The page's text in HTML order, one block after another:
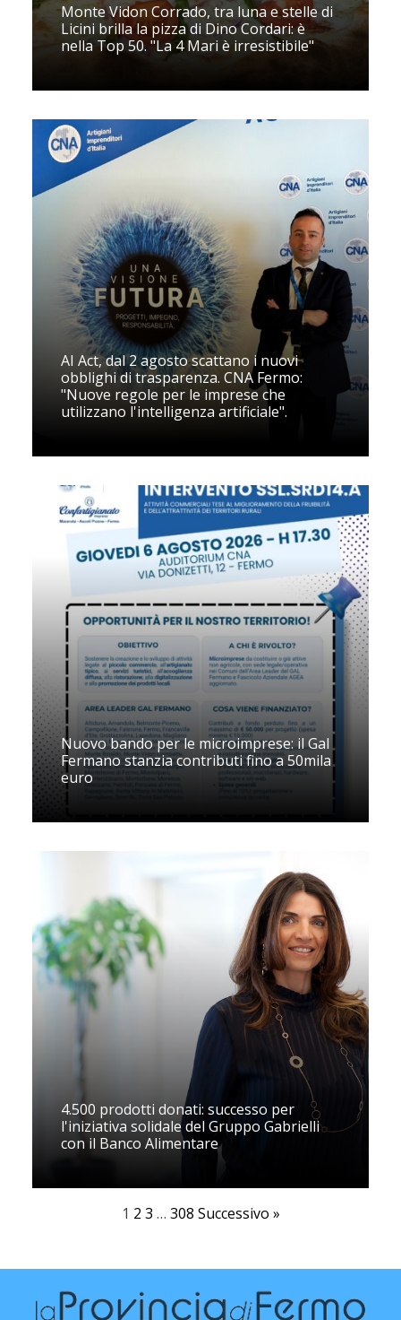
Monte Vidon Corrado, tra luna e stelle di
Licini brilla la pizza di Dino Cordari: è
nella Top 50. "La 4 Mari è irresistibile"
AI Act, dal 2 agosto scattano i nuovi
obblighi di trasparenza. CNA Fermo:
"Nuove regole per le imprese che
utilizzano l'intelligenza artificiale".
Nuovo bando per le microimprese: il Gal
Fermano stanzia contributi fino a 50mila
euro
4.500 prodotti donati: successo per
l'iniziativa solidale del Gruppo Gabrielli
con il Banco Alimentare
1 2 3 … 308 Successivo »